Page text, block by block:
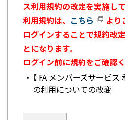
ス利用規約の改定を実施し
利用規約は、 こちら
より
ログインすることで規約改
とになります。
ログイン前に規約をご確認く
【 FA メンバーズサービス
の利用についての改変